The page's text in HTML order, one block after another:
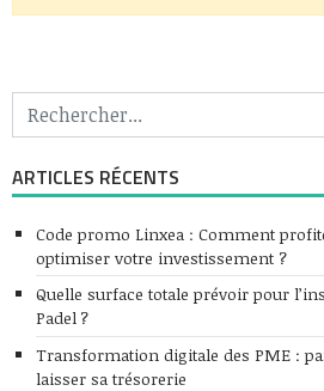
ARTICLES RÉCENTS
Code promo Linxea : Comment
optimiser votre investissement ?
Quelle surface totale prévoir pour
Padel ?
Transformation digitale des PME :
laisser sa trésorerie